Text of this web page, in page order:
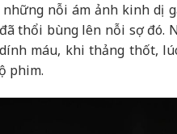
nỗi ám ảnh kinh
thổi bùng lên nỗi sợ đó.
dính máu, khi thảng thốt,
phim.